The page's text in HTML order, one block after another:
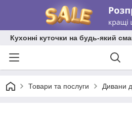
Кухонні куточки на будь-який
Товари та послуги Дивани